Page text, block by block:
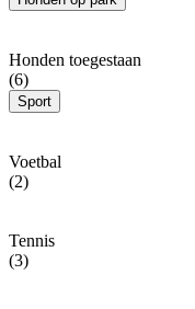
Honden toegestaan
(6)
Sport
Voetbal
(2)
Tennis
(3)